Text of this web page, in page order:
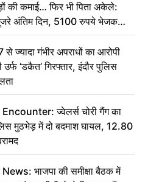
की कमाई… फिर भी पिता अकेले:
अंतिम दिन, 5100 रुपये भेजकर
कर दीजिए हम नहीं आ पाएंगे
ज्यादा गंभीर अपराधों का आरोपी
‘डकैत’ गिरफ्तार, इंदौर पुलिस
ज्वेलर्स चोरी गैंग का
मुठभेड़ में दो बदमाश घायल, 12.80
भाजपा की समीक्षा बैठक में